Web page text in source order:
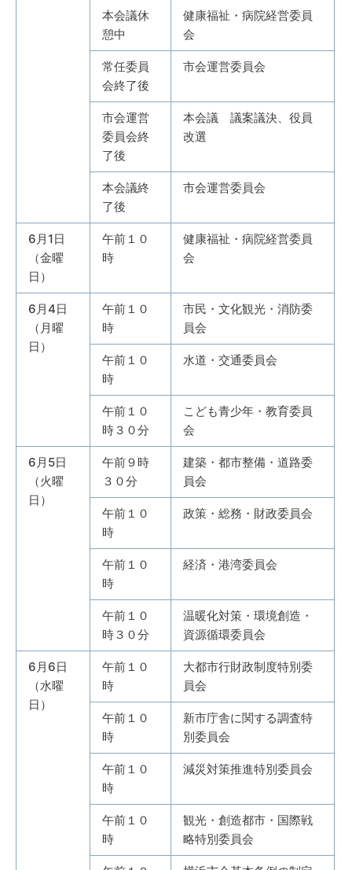
本会議休
憩中
健康福祉・病院経営委員
会
常任委員
会終了後
市会運営委員会
市会運営
委員会終
了後
本会議 議案議決、役員
改選
本会議終
了後
市会運営委員会
6月1日
（金曜
日）
午前１０
時
健康福祉・病院経営委員
会
6月4日
（月曜
日）
午前１０
時
市民・文化観光・消防委
員会
午前１０
時
水道・交通委員会
午前１０
時３０分
こども青少年・教育委員
会
6月5日
（火曜
日）
午前９時
３０分
建築・都市整備・道路委
員会
午前１０
時
政策・総務・財政委員会
午前１０
時
経済・港湾委員会
午前１０
時３０分
温暖化対策・環境創造・
資源循環委員会
6月6日
（水曜
日）
午前１０
時
大都市行財政制度特別委
員会
午前１０
時
新市庁舎に関する調査特
別委員会
午前１０
時
減災対策推進特別委員会
午前１０
時
観光・創造都市・国際戦
略特別委員会